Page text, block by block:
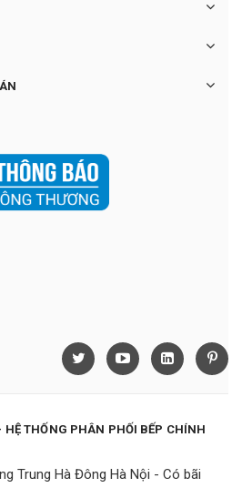
THỐNG PHÂN PHỐI BẾP CHÍNH
Trung Hà Đông Hà Nội - Có bãi